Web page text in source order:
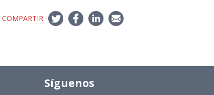
COMPARTIR
Síguenos